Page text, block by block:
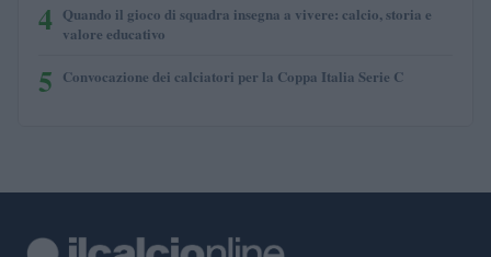
4 Quando il gioco di squadra insegna a vivere: calcio, storia e
valore educativo
5 Convocazione dei calciatori per la Coppa Italia Serie C